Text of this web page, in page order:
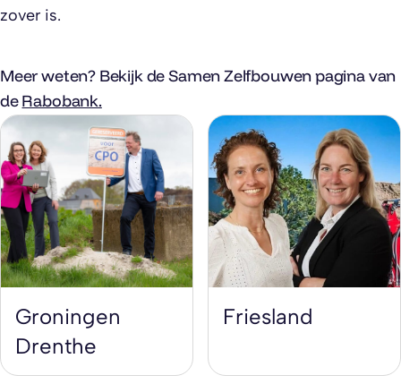
zover is.
Meer weten? Bekijk de Samen Zelfbouwen pagina van
deRabobank.
Groningen
Drenthe
Friesland